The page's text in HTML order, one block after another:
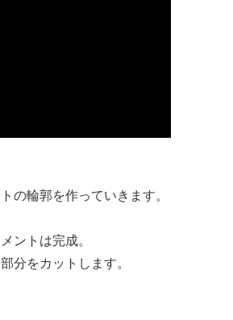
の輪郭を作っていきます。
ントは完成。
分をカットします。